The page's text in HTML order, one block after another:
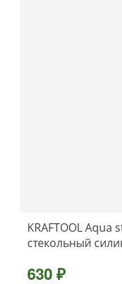
KRAFTOOL
стекольный
630 ₽